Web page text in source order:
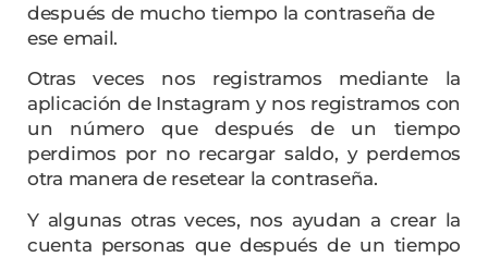
después de mucho tiempo la contraseña de
ese email.
Otras veces nos registramos mediante la
aplicación de Instagram y nos registramos con
un número que después de un tiempo
perdimos por no recargar saldo, y perdemos
otra manera de resetear la contraseña.
Y algunas otras veces, nos ayudan a crear la
cuenta personas que después de un tiempo